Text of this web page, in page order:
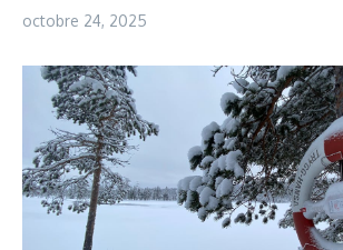
octobre 24, 2025